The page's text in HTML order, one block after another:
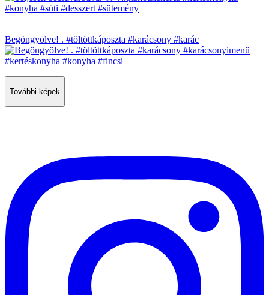
Begöngyölve! . #töltöttkáposzta #karácsony #karác
További képek